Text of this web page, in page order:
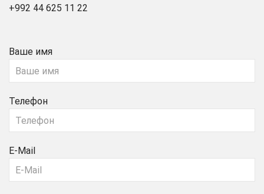
+992 44 625 11 22
Ваше имя
Телефон
E-Mail